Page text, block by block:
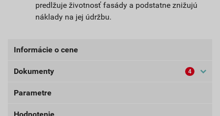
predlžuje životnosť fasády a podstatne znižujú
náklady na jej údržbu.
Informácie o cene
Aktuálna predajná cena po zľave 33% z cenníkovej
bez DPH za bal.
Dokumenty 4
Bezpečnostné listy (externí)
Parametre